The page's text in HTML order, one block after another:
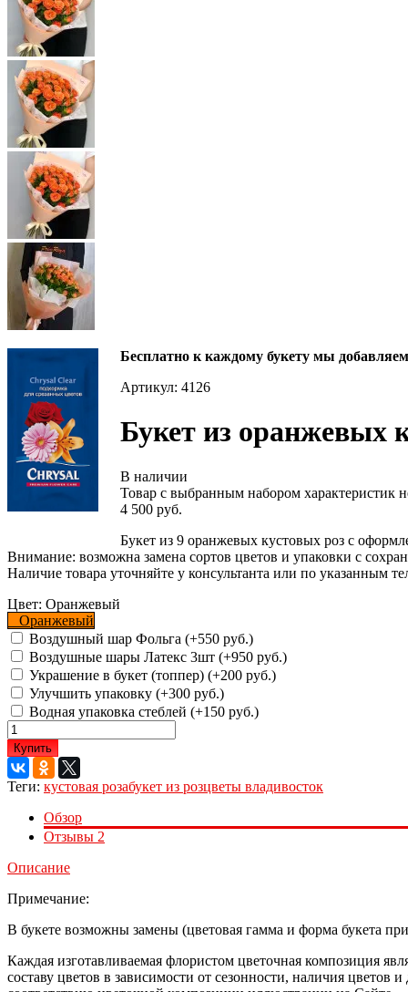
Бесплатно к каждому букету мы
Артикул: 4126
Букет из оранжевых
В наличии
Товар с выбранным набором характеристик
4 500 руб.
Букет из 9 оранжевых кустовых роз с
Внимание: возможна замена сортов цветов и упаковки с
Наличие товара уточняйте у консультанта или по указанным
Цвет: Оранжевый
Оранжевый
Воздушный шар Фольга (+550 руб.)
Воздушные шары Латекс 3шт (+950 руб.)
Украшение в букет (топпер) (+200 руб.)
Улучшить упаковку (+300 руб.)
Водная упаковка стеблей (+150 руб.)
Купить
Теги: кустовая розабукет из розцветы владивосток
Обзор
Отзывы 2
Описание
Примечание:
В букете возможны замены (цветовая гамма и форма букета
Каждая изготавливаемая флористом цветочная композиция
составу цветов в зависимости от сезонности, наличия